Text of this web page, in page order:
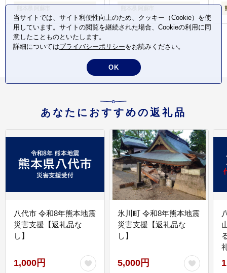
人気 美味しい 甘味 もち
もち なめらか 減農薬 湧
水 熊本県 阿蘇市
水 熊本県 阿蘇市
あなたにおすすめの返礼品
八代市 令和8年熊本地震
災害支援【返礼品な
し】
1,000円
氷川町 令和8年熊本地震
災害支援【返礼品な
し】
5,000円
当サイトでは、サイト利便性向上のため、クッキー（Cookie）を使
用しています。サイトの閲覧を継続された場合、Cookieの利用に同
意したことものといたします。
詳細についてはプライバシーポリシーをお読みください。
OK